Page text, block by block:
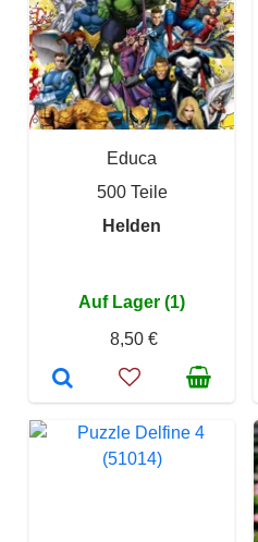
Educa
500 Teile
Helden
Auf Lager (1)
8,50 €